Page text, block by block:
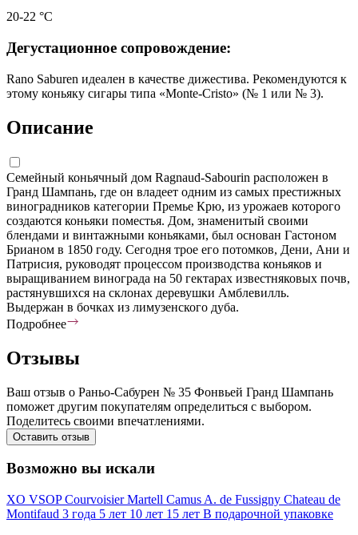
20-22 °С
Дегустационное сопровождение:
Rano Saburen идеален в качестве дижестива. Рекомендуются к
этому коньяку сигары типа «Monte-Cristo» (№ 1 или № 3).
Описание
Семейный коньячный дом Ragnaud-Sabourin расположен в
Гранд Шампань, где он владеет одним из самых престижных
виноградников категории Премье Крю, из урожаев которого
создаются коньяки поместья. Дом, знаменитый своими
блендами и винтажными коньяками, был основан Гастоном
Брианом в 1850 году. Сегодня трое его потомков, Дени, Ани и
Патрисия, руководят процессом производства коньяков и
выращиванием винограда на 50 гектарах известняковых почв,
растянувшихся на склонах деревушки Амблевилль.
Выдержан в бочках из лимузенского дуба.
Подробнее
Отзывы
Ваш отзыв о Раньо-Сабурен № 35 Фонвьей Гранд Шампань
поможет другим покупателям определиться с выбором.
Поделитесь своими впечатлениями.
Оставить отзыв
Возможно вы искали
XO VSOPCourvoisierMartell Camus A. de Fussigny Chateau de
Montifaud 3 года 5 лет 10 лет 15 лет В подарочной упаковке